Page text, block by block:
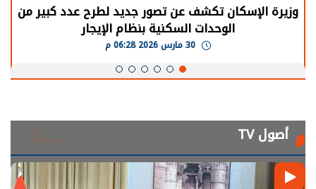
وزيرة الإسكان تكشف عن تصور جديد لطرح عدد كبير من
الوحدات السكنية بنظام الإيجار
أصول TV